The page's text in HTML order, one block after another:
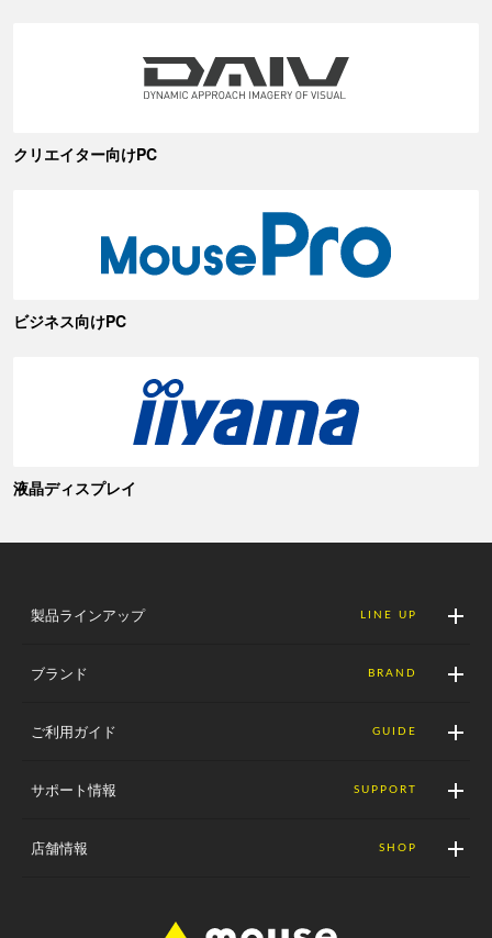
クリエイター向けPC
ビジネス向けPC
液晶ディスプレイ
製品ラインアップ LINE UP
ブランド BRAND
ご利用ガイド GUIDE
サポート情報 SUPPORT
店舗情報 SHOP